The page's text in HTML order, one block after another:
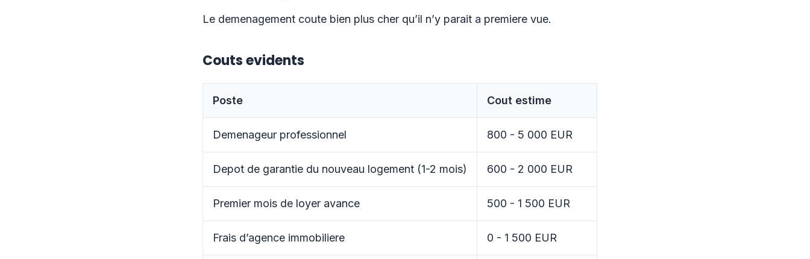
Le demenagement coute bien plus cher qu’il n’y parait a premiere vue.
Couts evidents
Poste Cout estime
Demenageur professionnel 800 - 5 000 EUR
Depot de garantie du nouveau logement (1-2 mois) 600 - 2 000 EUR
Premier mois de loyer avance 500 - 1 500 EUR
Frais d’agence immobiliere 0 - 1 500 EUR